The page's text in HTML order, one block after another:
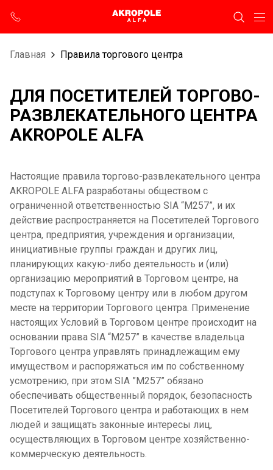
Главная Правила торгового центра
ДЛЯ ПОСЕТИТЕЛЕЙ ТОРГОВО-
РАЗВЛЕКАТЕЛЬНОГО ЦЕНТРА
AKROPOLE ALFA
Настоящие правила торгово-развлекательного центра
AKROPOLE ALFA разработаны обществом с
ограниченной ответственностью SIA “M257”, и их
действие распространяется на Посетителей Торгового
центра, предприятия, учреждения и организации,
инициативные группы граждан и других лиц,
планирующих какую-либо деятельность и (или)
организацию мероприятий в Торговом центре, на
подступах к Торговому центру или в любом другом
месте на территории Торгового центра. Применение
настоящих Условий в Торговом центре происходит на
основании права SIA “M257” в качестве владельца
Торгового центра управлять принадлежащим ему
имуществом и распоряжаться им по собственному
усмотрению, при этом SIA ”M257” обязано
обеспечивать общественный порядок, безопасность
Посетителей Торгового центра и работающих в нем
людей и защищать законные интересы лиц,
осуществляющих в Торговом центре хозяйственно-
коммерческую деятельность.